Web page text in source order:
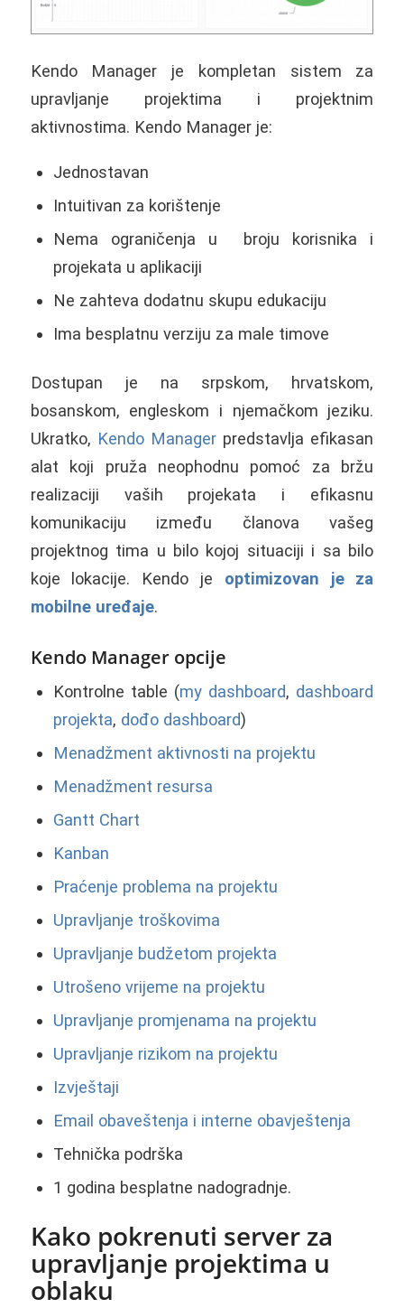
Kendo Manager je kompletan sistem za
upravljanje projektima i projektnim
aktivnostima. Kendo Manager je:
Jednostavan
Intuitivan za korištenje
Nema ograničenja u broju korisnika i
projekata u aplikaciji
Ne zahteva dodatnu skupu edukaciju
Ima besplatnu verziju za male timove
Dostupan je na srpskom, hrvatskom,
bosanskom, engleskom i njemačkom jeziku.
Ukratko, Kendo Manager predstavlja efikasan
alat koji pruža neophodnu pomoć za bržu
realizaciji vaših projekata i efikasnu
komunikaciju između članova vašeg
projektnog tima u bilo kojoj situaciji i sa bilo
koje lokacije. Kendo je optimizovan je za
mobilne uređaje.
Kendo Manager opcije
Kontrolne table (my dashboard, dashboard
projekta, dođo dashboard)
Menadžment aktivnosti na projektu
Menadžment resursa
Gantt Chart
Kanban
Praćenje problema na projektu
Upravljanje troškovima
Upravljanje budžetom projekta
Utrošeno vrijeme na projektu
Upravljanje promjenama na projektu
Upravljanje rizikom na projektu
Izvještaji
Email obaveštenja i interne obavještenja
Tehnička podrška
1 godina besplatne nadogradnje.
Kako pokrenuti server za
upravljanje projektima u
oblaku